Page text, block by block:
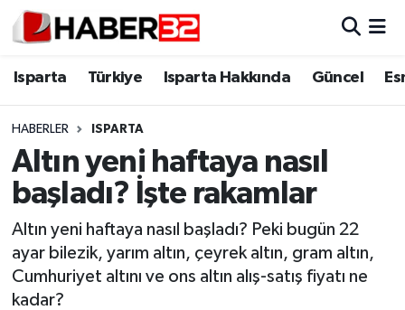
Isparta Türkiye Isparta Hakkında Güncel
HABERLER ISPARTA
Altın yeni haftaya nasıl
başladı? İşte rakamlar
Altın yeni haftaya nasıl başladı? Peki bugün 22
ayar bilezik, yarım altın, çeyrek altın, gram altın,
Cumhuriyet altını ve ons altın alış-satış fiyatı ne
kadar?
Isparta
Esnaf Diyor ki;
ASAYİŞ
BİLİM VE TEKNOLOJİ
EĞİTİM
Isparta Nöbetçi Eczaneler
Isparta Trafik Yoğunluk Haritası
Süper Lig Puan Durumu ve Fikstür
Tüm Manşetler
Son Dakika Haberleri